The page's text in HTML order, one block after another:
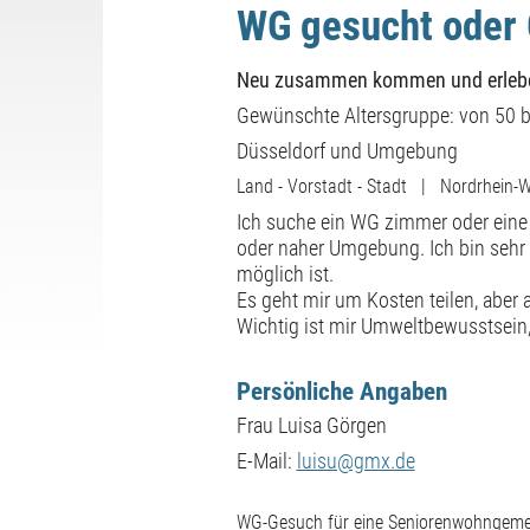
WG gesucht
Neu zusammen kommen und
Gewünschte Altersgruppe: von 50
Düsseldorf und Umgebung
Land - Vorstadt - Stadt | Nordrhein-
Ich suche ein WG zimmer oder
oder naher Umgebung. Ich bin
möglich ist.
Es geht mir um Kosten teilen,
Wichtig ist mir
Persönliche Angaben
Frau Luisa Görgen
E-Mail: luisu@gmx.de
WG-Gesuch für eine